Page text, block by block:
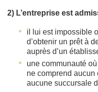
2) L’entreprise est
il lui est impossible
d’obtenir un prêt à
auprès d’un
une communauté
ne comprend
aucune succursale